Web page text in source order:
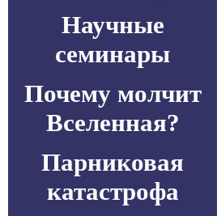
Научные
семинары
Почему молчит
Вселенная?
Парниковая
катастрофа